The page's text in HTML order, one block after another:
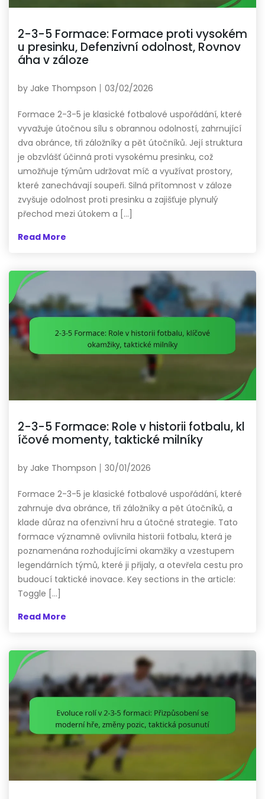
2-3-5 Formace: Formace proti vysokém
u presinku, Defenzivní odolnost, Rovnov
áha v záloze
by Jake Thompson 03/02/2026
Formace 2-3-5 je klasické fotbalové uspořádání, které
vyvažuje útočnou sílu s obrannou odolností, zahrnující
dva obránce, tři záložníky a pět útočníků. Její struktura
je obzvlášť účinná proti vysokému presinku, což
umožňuje týmům udržovat míč a využívat prostory,
které zanechávají soupeři. Silná přítomnost v záloze
zvyšuje odolnost proti presinku a zajišťuje plynulý
přechod mezi útokem a […]
Read More
2-3-5 Formace: Role v historii fotbalu, kl
íčové momenty, taktické milníky
by Jake Thompson 30/01/2026
Formace 2-3-5 je klasické fotbalové uspořádání, které
zahrnuje dva obránce, tři záložníky a pět útočníků, a
klade důraz na ofenzivní hru a útočné strategie. Tato
formace významně ovlivnila historii fotbalu, která je
poznamenána rozhodujícími okamžiky a vzestupem
legendárních týmů, které ji přijaly, a otevřela cestu pro
budoucí taktické inovace. Key sections in the article:
Toggle […]
Read More